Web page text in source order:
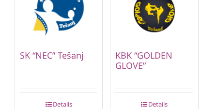
SK “NEC” Tešanj
Details
KBK “GOLDEN
GLOVE”
Details